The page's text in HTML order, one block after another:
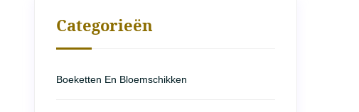
Categorieën
Boeketten En Bloemschikken